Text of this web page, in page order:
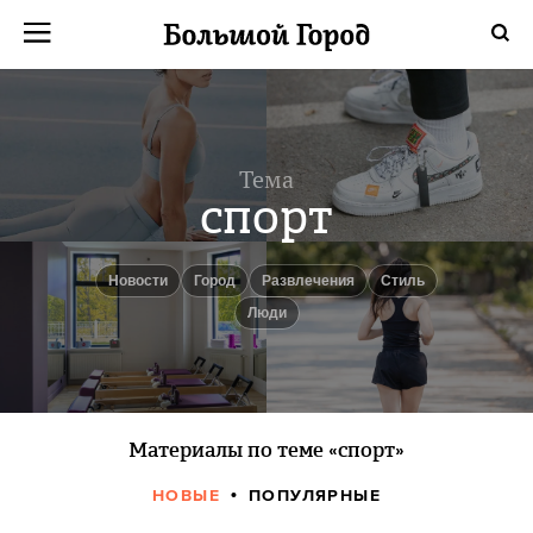
Тема
спорт
новости город Развлечения
Стиль
люди
Материалы по теме «спорт»
НОВЫЕ ПОПУЛЯРНЫЕ